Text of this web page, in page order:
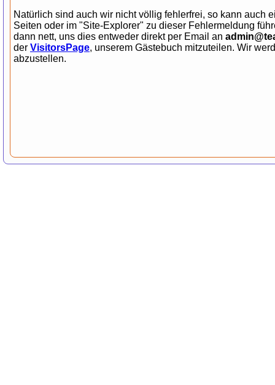
Natürlich sind auch wir nicht völlig fehlerfrei, so kann auch
Seiten oder im "Site-Explorer" zu dieser Fehlermeldung
dann nett, uns dies entweder direkt per Email an
der VisitorsPage, unserem Gästebuch mitzuteilen. Wir
abzustellen.